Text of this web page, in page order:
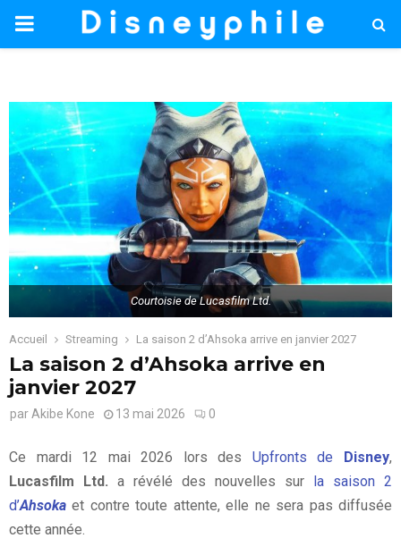
PRIMARY
Courtoisie de Lucasfilm Ltd.
Accueil Streaming La saison 2 d’Ahsoka arrive en janvier 2027
La saison 2 d’Ahsoka arrive en
janvier 2027
par Akibe Kone 13 mai 2026 0
Ce mardi 12 mai 2026 lors des Upfronts de Disney,
Lucasfilm Ltd. a révélé des nouvelles sur la saison 2
d’Ahsoka et contre toute attente, elle ne sera pas diffusée
cette année.